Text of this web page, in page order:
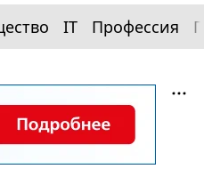
IT Профессия